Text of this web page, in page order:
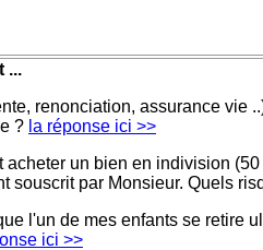
...
renonciation, assurance vie
? la réponse ici >>
acheter un bien en indivision
souscrit par Monsieur. Quels
l'un de mes enfants se retire
ici >>